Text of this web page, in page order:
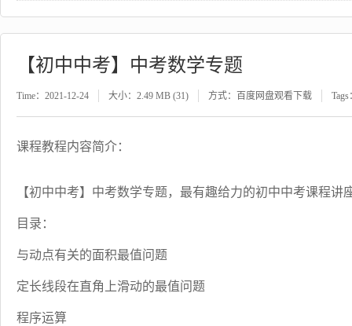
【初中中考】中考数学专题
Time：2021-12-24 大小：2.49 MB (31) 方式：百度网盘观看下载 Tags
课程教程内容简介：
【初中中考】中考数学专题，最有趣给力的初中中考课程讲
目录：
与动点有关的面积最值问题
定长线段在直角上滑动的最值问题
程序运算